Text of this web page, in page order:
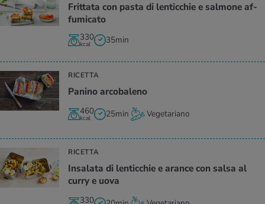
Frit­ta­ta con pasta di len­tic­chie e sal­mo­ne af­
fu­mi­ca­to
330
kcal 35min
RICETTA
Pa­ni­no ar­co­ba­le­no
460
kcal 25min Vegetariano
RICETTA
In­sa­la­ta di len­tic­chie e aran­ce con salsa al
curry e uova
330